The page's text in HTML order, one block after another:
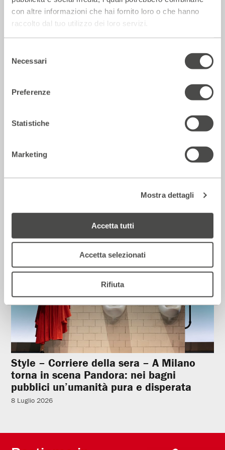
con altre informazioni che hai fornito loro o che hanno
raccolto dal tuo utilizzo dei loro servizi.
delNecessari
Preferenze
Statistiche
Marketing
Mostra dettagli
Accetta tutti
Accetta selezionati
Rifiuta
Frassica
Style – Corriere della sera – A Milano
torna in scena Pandora: nei bagni
pubblici un’umanità pura e disperata
8 Luglio 2026